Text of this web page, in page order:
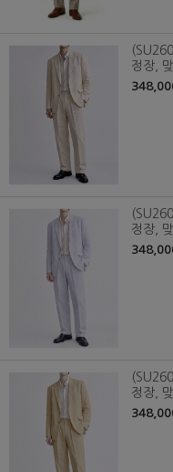
정장,
정장,
정장,